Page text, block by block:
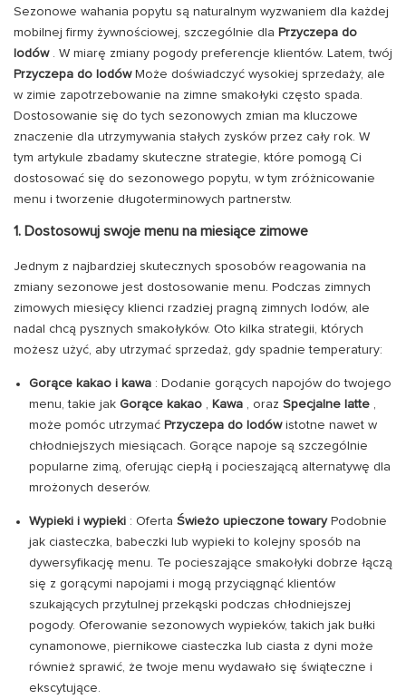
Sezonowe wahania popytu są naturalnym wyzwaniem dla każdej
mobilnej firmy żywnościowej, szczególnie dla Przyczepa do
lodów . W miarę zmiany pogody preferencje klientów. Latem, twój
Przyczepa do lodów Może doświadczyć wysokiej sprzedaży, ale
w zimie zapotrzebowanie na zimne smakołyki często spada.
Dostosowanie się do tych sezonowych zmian ma kluczowe
znaczenie dla utrzymywania stałych zysków przez cały rok. W
tym artykule zbadamy skuteczne strategie, które pomogą Ci
dostosować się do sezonowego popytu, w tym zróżnicowanie
menu i tworzenie długoterminowych partnerstw.
1. Dostosowuj swoje menu na miesiące zimowe
Jednym z najbardziej skutecznych sposobów reagowania na
zmiany sezonowe jest dostosowanie menu. Podczas zimnych
zimowych miesięcy klienci rzadziej pragną zimnych lodów, ale
nadal chcą pysznych smakołyków. Oto kilka strategii, których
możesz użyć, aby utrzymać sprzedaż, gdy spadnie temperatury:
Gorące kakao i kawa : Dodanie gorących napojów do twojego
menu, takie jak Gorące kakao , Kawa , oraz Specjalne latte ,
może pomóc utrzymać Przyczepa do lodów istotne nawet w
chłodniejszych miesiącach. Gorące napoje są szczególnie
popularne zimą, oferując ciepłą i pocieszającą alternatywę dla
mrożonych deserów.
Wypieki i wypieki : Oferta Świeżo upieczone towary Podobnie
jak ciasteczka, babeczki lub wypieki to kolejny sposób na
dywersyfikację menu. Te pocieszające smakołyki dobrze łączą
się z gorącymi napojami i mogą przyciągnąć klientów
szukających przytulnej przekąski podczas chłodniejszej
pogody. Oferowanie sezonowych wypieków, takich jak bułki
cynamonowe, piernikowe ciasteczka lub ciasta z dyni może
również sprawić, że twoje menu wydawało się świąteczne i
ekscytujące.